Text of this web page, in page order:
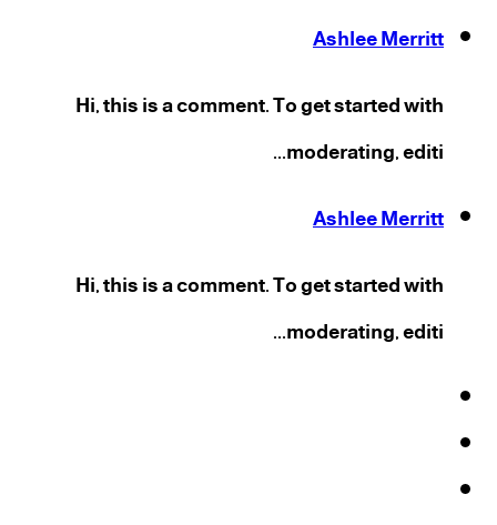
Ashlee Merritt
Hi, this is a comment. To get started with
moderating, editi...
Ashlee Merritt
Hi, this is a comment. To get started with
moderating, editi...